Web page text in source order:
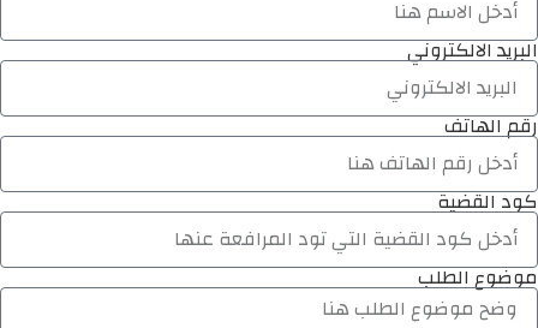
البريد الالكتروني
رقم الهاتف
كود القضية
موضوع الطلب